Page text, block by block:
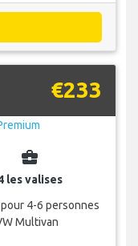
€233
business_center
les valises
4-6 personnes
Multivan